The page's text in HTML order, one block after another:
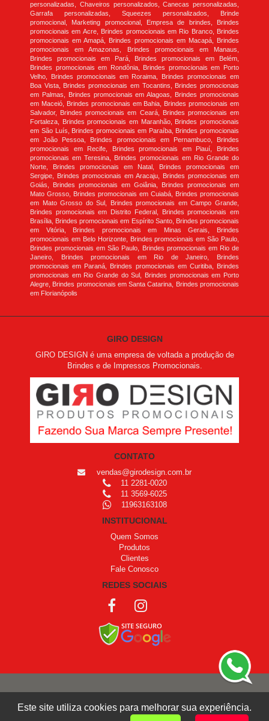
personalizadas, Chaveiros personalizados, Canecas personalizadas,
Garrafa personalizadas, Squeezes personalizados, Brinde
promocional, Marketing promocional, Empresa de brindes, Brindes
promocionais em Acre, Brindes promocionais em Rio Branco, Brindes
promocionais em Amapá, Brindes promocionais em Macapá, Brindes
promocionais em Amazonas, Brindes promocionais em Manaus,
Brindes promocionais em Pará, Brindes promocionais em Belém,
Brindes promocionais em Rondônia, Brindes promocionais em Porto
Velho, Brindes promocionais em Roraima, Brindes promocionais em
Boa Vista, Brindes promocionais em Tocantins, Brindes promocionais
em Palmas, Brindes promocionais em Alagoas, Brindes promocionais
em Maceió, Brindes promocionais em Bahia, Brindes promocionais em
Salvador, Brindes promocionais em Ceará, Brindes promocionais em
Fortaleza, Brindes promocionais em Maranhão, Brindes promocionais
em São Luís, Brindes promocionais em Paraíba, Brindes promocionais
em João Pessoa, Brindes promocionais em Pernambuco, Brindes
promocionais em Recife, Brindes promocionais em Piauí, Brindes
promocionais em Teresina, Brindes promocionais em Rio Grande do
Norte, Brindes promocionais em Natal, Brindes promocionais em
Sergipe, Brindes promocionais em Aracaju, Brindes promocionais em
Goiás, Brindes promocionais em Goiânia, Brindes promocionais em
Mato Grosso, Brindes promocionais em Cuiabá, Brindes promocionais
em Mato Grosso do Sul, Brindes promocionais em Campo Grande,
Brindes promocionais em Distrito Federal, Brindes promocionais em
Brasília, Brindes promocionais em Espírito Santo, Brindes promocionais
em Vitória, Brindes promocionais em Minas Gerais, Brindes
promocionais em Belo Horizonte, Brindes promocionais em São Paulo,
Brindes promocionais em São Paulo, Brindes promocionais em Rio de
Janeiro, Brindes promocionais em Rio de Janeiro, Brindes
promocionais em Paraná, Brindes promocionais em Curitiba, Brindes
promocionais em Rio Grande do Sul, Brindes promocionais em Porto
Alegre, Brindes promocionais em Santa Catarina, Brindes promocionais
em Florianópolis
GIRO DESIGN
GIRO DESIGN é uma empresa de voltada a produção de
Brindes e de Impressos Promocionais.
CONTATO
vendas@girodesign.com.br
11 2281-0020
11 3569-6025
11963163108
INSTITUCIONAL
Quem Somos
Produtos
Clientes
Fale Conosco
REDES SOCIAIS
Giro Design
Este site utiliza cookies para melhorar sua experiência.